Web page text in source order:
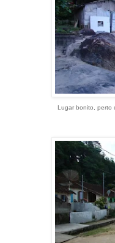
Lugar bonito, perto